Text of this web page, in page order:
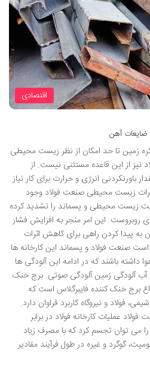
اقتصادی
آهن
زمین تا حد امکان از نظر زیست محیطی
نیز از این قاعده مستثنی نیست. از
باورنکردنی انرژی و حرارت برای کار نیاز
زیست محیطی صنعت فولاد وجود
زیست محیطی و پسماند را تشدید کرده
روبروست. این امر منجر به افزایش فشار
پیدا کردن راهی برای کاهش اثرات
صنعت فولاد و پسماند این کارخانه ها
داشته باشند که در ادامه این آلودگی ها
آب آلودگی زمین آلودگی صوتی. برج خنک
برج خنک کننده فایبرگلاس است که
فولاد و نیروگاه کاربرد فراوان دارد.
عملیات کارخانه فولاد در برابر
می توان تجسم کرد که با مصرف زیاد
گوگرد و غیره در طول فرآیند مقادیر